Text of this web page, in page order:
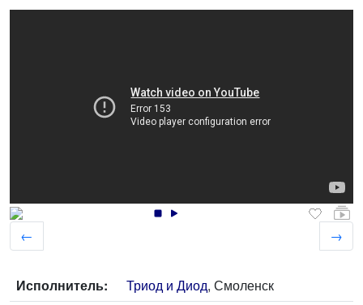
← →
Исполнитель: Триод и Диод, Смоленск